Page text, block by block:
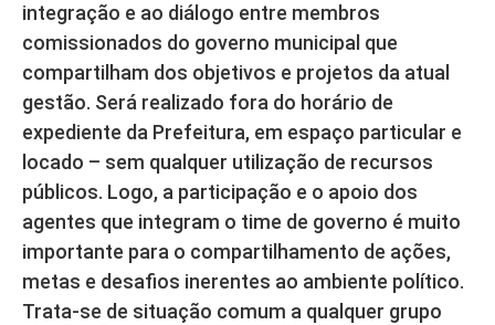
integração e ao diálogo entre membros
comissionados do governo municipal que
compartilham dos objetivos e projetos da atual
gestão. Será realizado fora do horário de
expediente da Prefeitura, em espaço particular e
locado – sem qualquer utilização de recursos
públicos. Logo, a participação e o apoio dos
agentes que integram o time de governo é muito
importante para o compartilhamento de ações,
metas e desafios inerentes ao ambiente político.
Trata-se de situação comum a qualquer grupo